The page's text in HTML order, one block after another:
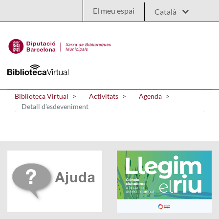
El meu espai
Biblioteca Virtual Activitats
Agenda
Detall d'esdeveniment